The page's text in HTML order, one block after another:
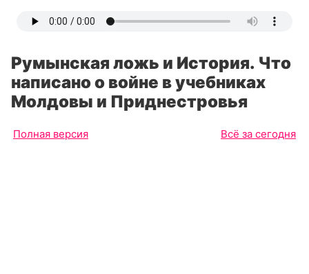
Румынская ложь и История. Что
написано о войне в учебниках
Молдовы и Приднестровья
Полная версия Всё за сегодня